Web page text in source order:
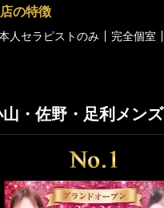
の特徴
人セラピストのみ 完全個室
山・佐野・足利メン